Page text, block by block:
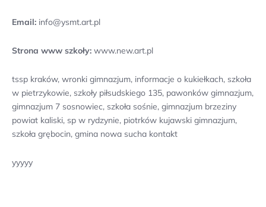
Email: info@ysmt.art.pl
Strona www szkoły: www.new.art.pl
tssp kraków, wronki gimnazjum, informacje o kukiełkach, szkoła
w pietrzykowie, szkoły piłsudskiego 135, pawonków gimnazjum,
gimnazjum 7 sosnowiec, szkoła sośnie, gimnazjum brzeziny
powiat kaliski, sp w rydzynie, piotrków kujawski gimnazjum,
szkoła grębocin, gmina nowa sucha kontakt
yyyyy